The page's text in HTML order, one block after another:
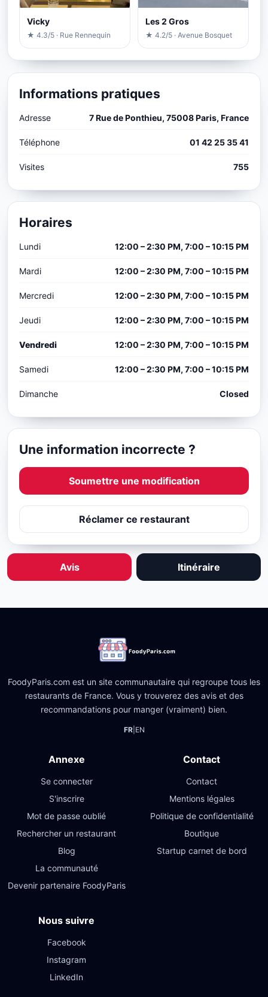
Vicky
★ 4.3/5 · Rue Rennequin
Les 2 Gros
★ 4.2/5 · Avenue Bosquet
Informations pratiques
Adresse 7 Rue de Ponthieu, 75008 Paris, France
Téléphone 01 42 25 35 41
Visites 755
Horaires
Lundi 12:00 – 2:30 PM, 7:00 – 10:15 PM
Mardi 12:00 – 2:30 PM, 7:00 – 10:15 PM
Mercredi 12:00 – 2:30 PM, 7:00 – 10:15 PM
Jeudi 12:00 – 2:30 PM, 7:00 – 10:15 PM
Vendredi 12:00 – 2:30 PM, 7:00 – 10:15 PM
Samedi 12:00 – 2:30 PM, 7:00 – 10:15 PM
Dimanche Closed
Une information incorrecte ?
Soumettre une modification
Réclamer ce restaurant
Avis Itinéraire
FoodyParis.com est un site communautaire qui regroupe tous les
restaurants de France. Vous y trouverez des avis et des
recommandations pour manger (vraiment) bien.
FR| EN
Annexe
Se connecter
S'inscrire
Mot de passe oublié
Rechercher un restaurant
Blog
La communauté
Devenir partenaire FoodyParis
Contact
Contact
Mentions légales
Politique de confidentialité
Boutique
Startup carnet de bord
Nous suivre
Facebook
Instagram
LinkedIn